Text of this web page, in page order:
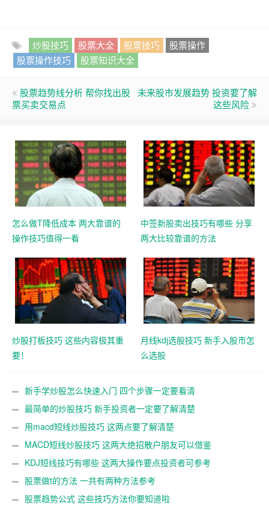
炒股技巧 股票大全 股票技巧
股票操作
股票操作技巧
股票知识大全
股票趋势线分析 帮你找出股
票买卖交易点
未来股市发展趋势 投资要了解
这些风险
怎么做T降低成本 两大靠谱的
操作技巧值得一看
中签新股卖出技巧有哪些 分享
两大比较靠谱的方法
炒股打板技巧 这些内容极其重
要！
月线kdj选股技巧 新手入股市怎
么选股
新手学炒股怎么快速入门 四个步骤一定要看清
最简单的炒股技巧 新手投资者一定要了解清楚
用macd短线炒股技巧 这两点要了解清楚
MACD短线炒股技巧 这两大绝招散户朋友可以借鉴
KDJ短线技巧有哪些 这两大操作要点投资者可参考
股票做t的方法 一共有两种方法参考
股票趋势公式 这些技巧方法你要知道啦